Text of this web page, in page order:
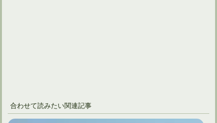
合わせて読みたい関連記事